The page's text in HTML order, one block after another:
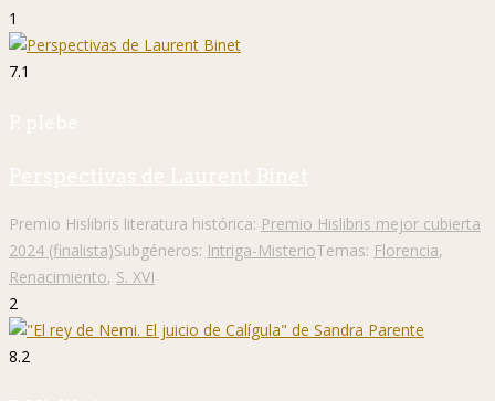
1
7.1
P. plebe
Perspectivas de Laurent Binet
Premio Hislibris literatura histórica: Premio Hislibris mejor cubierta
2024 (finalista)Subgéneros: Intriga-MisterioTemas: Florencia,
Renacimiento, S. XVI
2
8.2